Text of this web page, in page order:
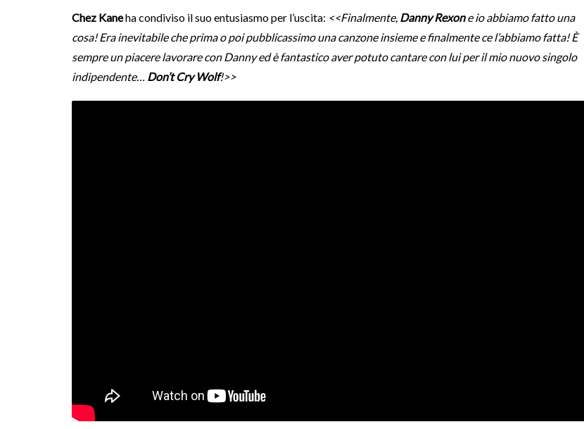
Chez Kaneha condiviso il suo entusiasmo per l’uscita: <<Finalmente, Danny Rexone io abbiamo fatto una
cosa! Era inevitabile che prima o poi pubblicassimo una canzone insieme e finalmente ce l’abbiamo fatta! È
sempre un piacere lavorare con Danny ed è fantastico aver potuto cantare con lui per il mio nuovo singolo
indipendente… Don’t Cry Wolf!>>